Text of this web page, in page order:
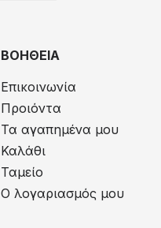
ΒΟΗΘΕΙΑ
Επικοινωνία
Προιόντα
Τα αγαπημένα μου
Καλάθι
Ταμείο
Ο λογαριασμός μου